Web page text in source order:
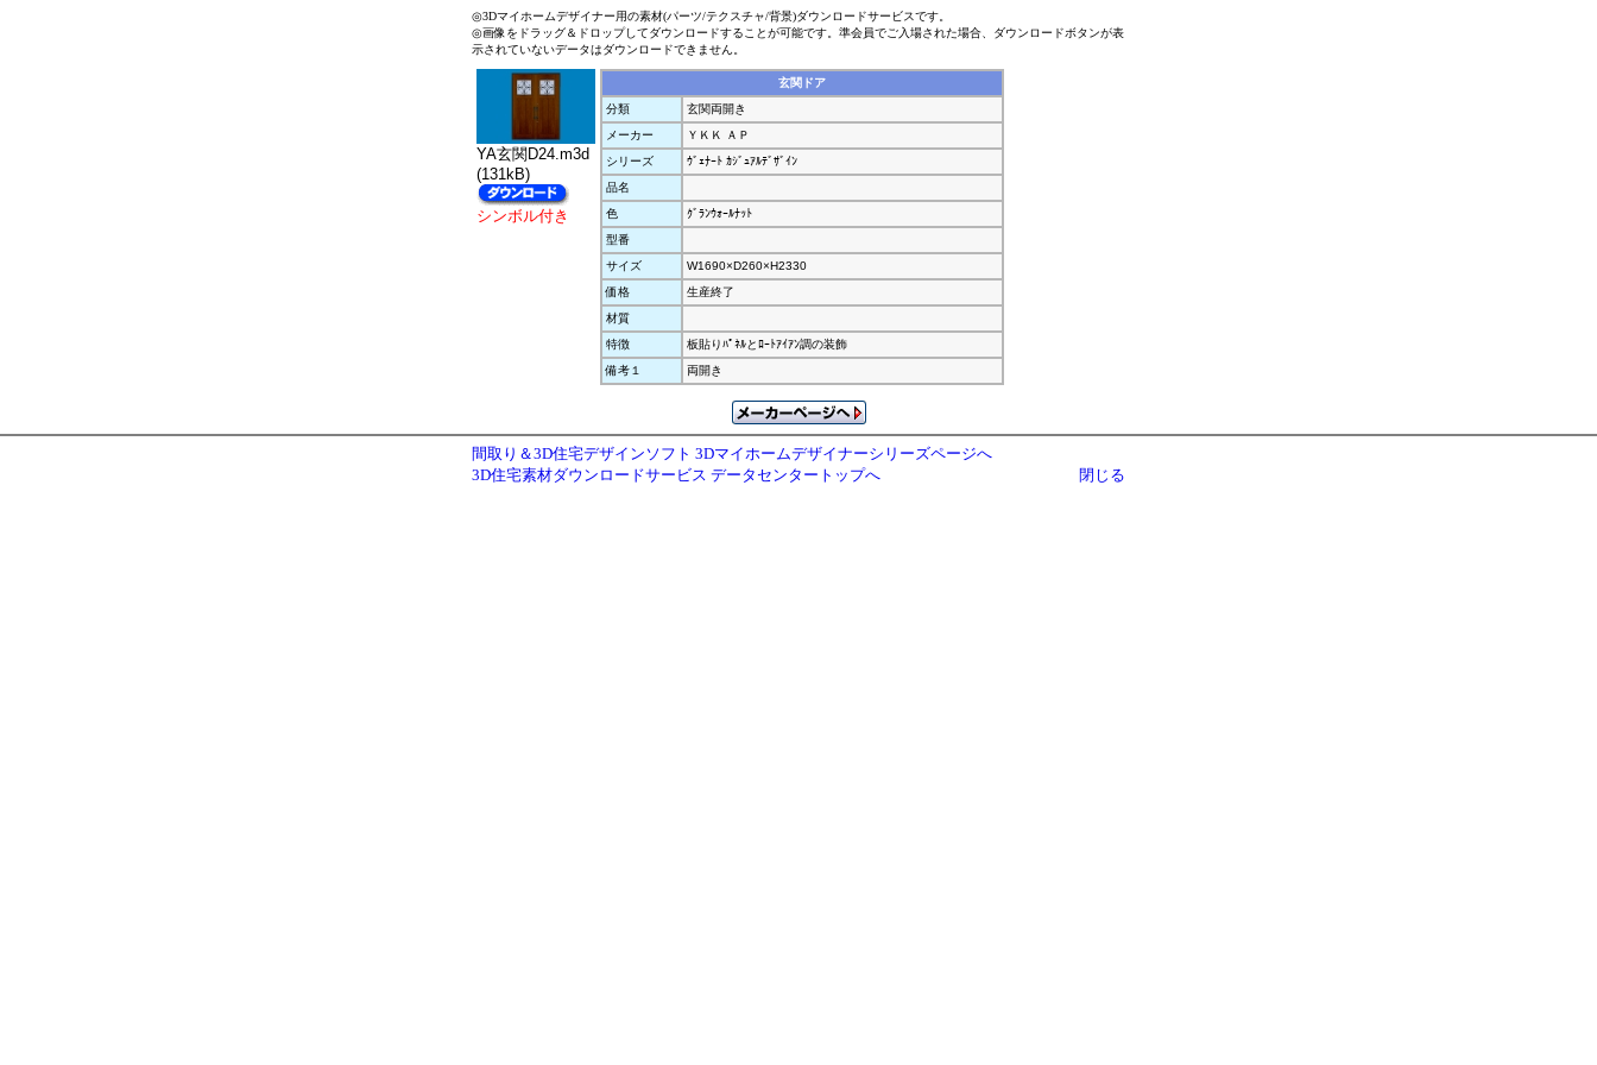
◎3Dマイホームデザイナー用の素材(パーツ/テクスチャ/背景)ダウンロードサービスです。
◎画像をドラッグ＆ドロップしてダウンロードすることが可能です。準会員でご入場された場合、ダウンロードボタンが表
示されていないデータはダウンロードできません。
YA玄関D24.m3d
(131kB)
シンボル付き
玄関ドア
分類
玄関両開き
メーカー
ＹＫＫ ＡＰ
シリーズ
ｳﾞｪﾅｰﾄ ｶｼﾞｭｱﾙﾃﾞｻﾞｲﾝ
品名
色
ｸﾞﾗﾝｳｫｰﾙﾅｯﾄ
型番
サイズ
W1690×D260×H2330
価格
生産終了
材質
特徴
板貼りﾊﾟﾈﾙとﾛｰﾄｱｲｱﾝ調の装飾
備考１
両開き
間取り＆3D住宅デザインソフト 3Dマイホームデザイナーシリーズページへ
3D住宅素材ダウンロードサービス データセンタートップへ
閉じる